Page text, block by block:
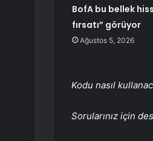
BofA bu bellek
fırsatı” görüyor
Ağustos 5, 2026
Kodu nasıl
Sorularınız için